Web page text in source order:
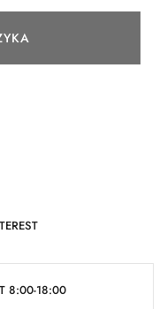
8:00-18:00